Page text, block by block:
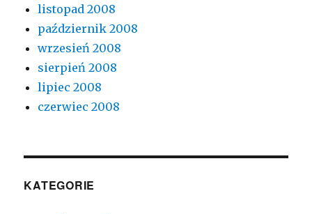
listopad 2008
październik 2008
wrzesień 2008
sierpień 2008
lipiec 2008
czerwiec 2008
KATEGORIE